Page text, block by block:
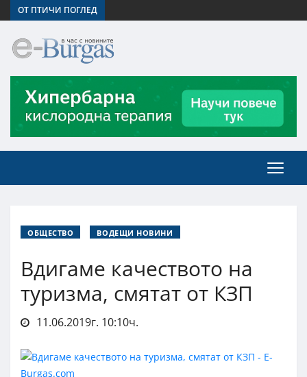
ОТ ПТИЧИ ПОГЛЕД
ОБЩЕСТВО ВОДЕЩИ НОВИНИ
Вдигаме качеството на
туризма, смятат от КЗП
11.06.2019г. 10:10ч.